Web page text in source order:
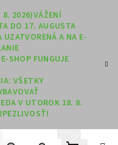
2026)VÁŽENÍ
DO 17. AUGUSTA
UZATVORENÁ A NA E-
SHOP FUNGUJE
VŠETKY
V UTOROK 18. 8.